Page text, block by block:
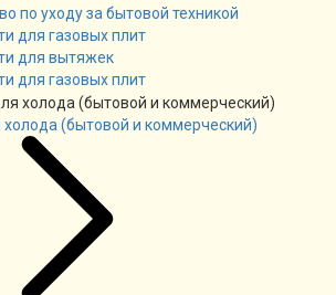
по уходу за бытовой техникой
для газовых плит
для вытяжек
для газовых плит
холода (бытовой и коммерческий)